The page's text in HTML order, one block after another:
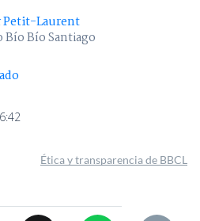
Petit-Laurent
Bío Bío Santiago
Ética y transparencia de BBCL